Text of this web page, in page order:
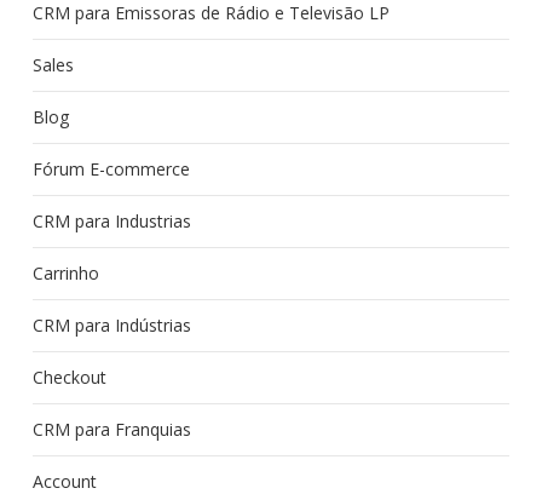
CRM para Emissoras de Rádio e Televisão LP
Sales
Blog
Fórum E-commerce
CRM para Industrias
Carrinho
CRM para Indústrias
Checkout
CRM para Franquias
Account